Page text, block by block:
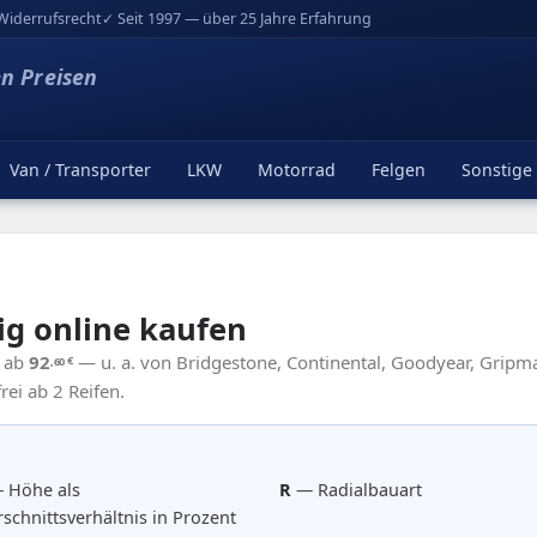
✓ Seit 1997 — über 25 Jahre Erfahrung
Preisen
Van / Transporter LKW Motorrad Felgen Sonstige
online kaufen
92 ,60€ — u. a. von Bridgestone, Continental, Goodyear,
ab 2 Reifen.
als
in Prozent
R — Radialbauart